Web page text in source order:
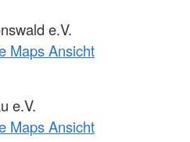
e.V.
Maps Ansicht
e.V.
Maps Ansicht